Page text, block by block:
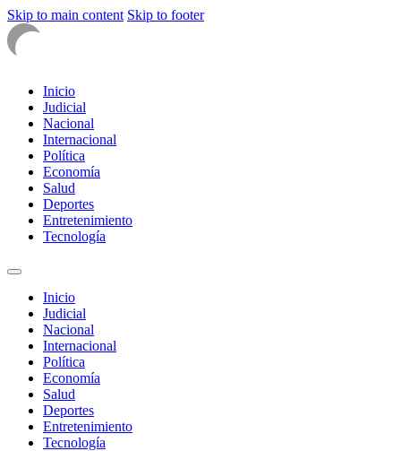
Skip to main content Skip to footer
Inicio
Judicial
Nacional
Internacional
Política
Economía
Salud
Deportes
Entretenimiento
Tecnología
Inicio
Judicial
Nacional
Internacional
Política
Economía
Salud
Deportes
Entretenimiento
Tecnología